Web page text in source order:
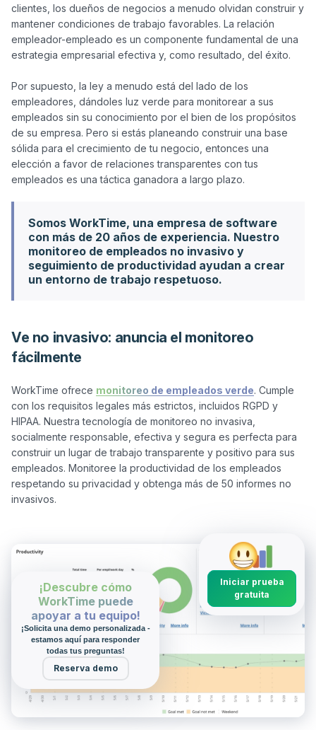
clientes, los dueños de negocios a menudo olvidan construir y
mantener condiciones de trabajo favorables. La relación
empleador-empleado es un componente fundamental de una
estrategia empresarial efectiva y, como resultado, del éxito.
Por supuesto, la ley a menudo está del lado de los
empleadores, dándoles luz verde para monitorear a sus
empleados sin su conocimiento por el bien de los propósitos
de su empresa. Pero si estás planeando construir una base
sólida para el crecimiento de tu negocio, entonces una
elección a favor de relaciones transparentes con tus
Somos WorkTime, una empresa de software
con más de 20 años de experiencia. Nuestro
monitoreo de empleados no invasivo y
seguimiento de productividad ayudan a crear
un entorno de trabajo respetuoso.
Ve no invasivo: anuncia el monitoreo
fácilmente
WorkTime ofrece monitoreo de empleados verde. Cumple
con los requisitos legales más estrictos, incluidos RGPD y
HIPAA. Nuestra tecnología de monitoreo no invasiva,
socialmente responsable, efectiva y segura es perfecta para
construir un lugar de trabajo transparente y positivo para sus
empleados. Monitoree la productividad de los empleados
respetando su privacidad y obtenga más de 50 informes no
invasivos.
¡Descubre cómo
WorkTime puede
apoyar a tu equipo!
¡Solicita una demo personalizada -
estamos aquí para responder
todas tus preguntas!
Reserva demo
Iniciar prueba
gratuita